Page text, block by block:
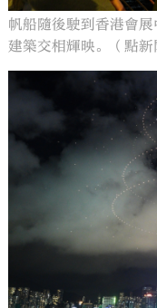
帆船隨後駛到香港會
建築交相輝映。（點新